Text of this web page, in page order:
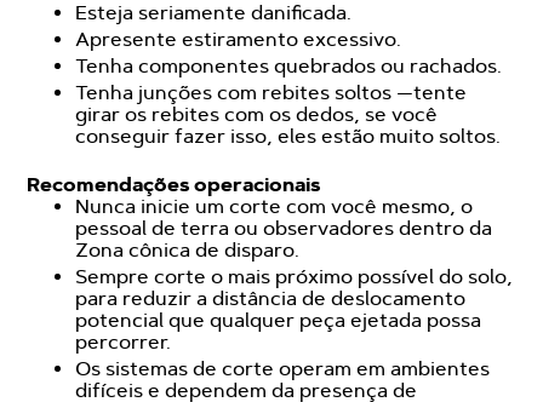
Esteja seriamente danificada.
Apresente estiramento excessivo.
Tenha componentes quebrados ou rachados.
Tenha junções com rebites soltos —tente
girar os rebites com os dedos, se você
conseguir fazer isso, eles estão muito soltos.
Recomendações operacionais
Nunca inicie um corte com você mesmo, o
pessoal de terra ou observadores dentro da
Zona cônica de disparo.
Sempre corte o mais próximo possível do solo,
para reduzir a distância de deslocamento
potencial que qualquer peça ejetada possa
percorrer.
Os sistemas de corte operam em ambientes
difíceis e dependem da presença de